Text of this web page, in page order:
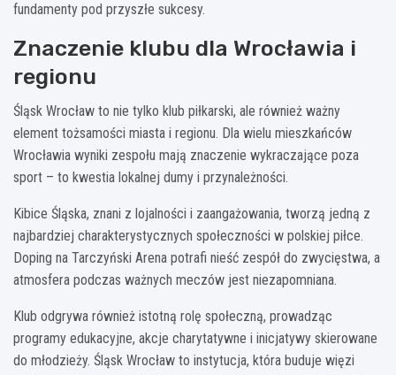
fundamenty pod przyszłe sukcesy.
Znaczenie klubu dla Wrocławia i
regionu
Śląsk Wrocław to nie tylko klub piłkarski, ale również ważny
element tożsamości miasta i regionu. Dla wielu mieszkańców
Wrocławia wyniki zespołu mają znaczenie wykraczające poza
sport – to kwestia lokalnej dumy i przynależności.
Kibice Śląska, znani z lojalności i zaangażowania, tworzą jedną z
najbardziej charakterystycznych społeczności w polskiej piłce.
Doping na Tarczyński Arena potrafi nieść zespół do zwycięstwa, a
atmosfera podczas ważnych meczów jest niezapomniana.
Klub odgrywa również istotną rolę społeczną, prowadząc
programy edukacyjne, akcje charytatywne i inicjatywy skierowane
do młodzieży. Śląsk Wrocław to instytucja, która buduje więzi